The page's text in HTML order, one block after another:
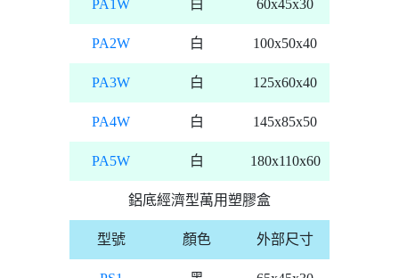
PA1W 白 60x45x30
PA2W 白 100x50x40
PA3W 白 125x60x40
PA4W 白 145x85x50
PA5W 白 180x110x60
鋁底經濟型萬用塑膠盒
型號 顏色 外部尺寸